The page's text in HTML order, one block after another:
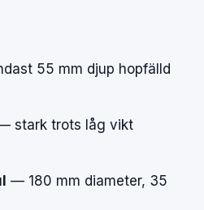
55 mm djup hopfälld
stark trots låg vikt
— 180 mm diameter, 35